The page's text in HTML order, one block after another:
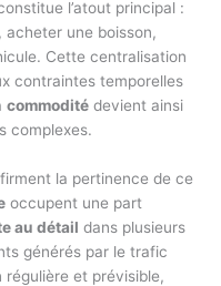
l’atout principal :
une boisson,
Cette centralisation
contraintes temporelles
commoditédevient ainsi
complexes.
la pertinence de ce
occupent une part
au détail dans plusieurs
générés par le trafic
et prévisible,